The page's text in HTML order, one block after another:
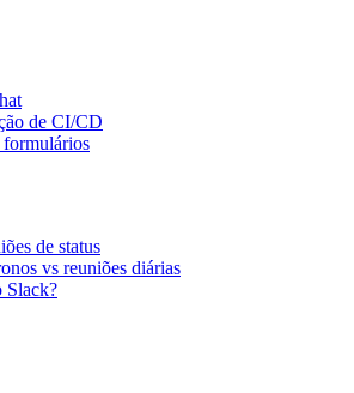
de CI/CD
de status
vs reuniões diárias
Slack?